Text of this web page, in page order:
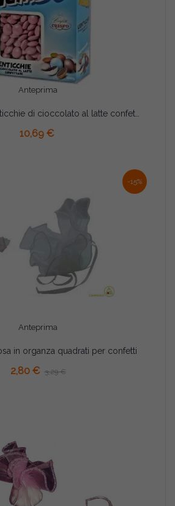
Anteprima
10,69 €
-15%
Anteprima
in organza quadrati per confetti
2,80 € 3,29 €